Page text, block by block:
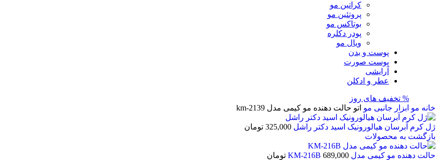
کراتین مو
پروتئین مو
بوتاکس مو
پودر دکلره
ویال مو
پوست و بدن
پوست صورت
آرایشی
عطر و ادکلن
% تخفیف های روز
خانه مو ابزار جانبی مو اتو حالت دهنده مو کیمی مدل km-2139
ژل کرم آبرسان هیالورونیک اسید دکتر راشل 325,000 تومان
بازگشت به محصولات
حالت دهنده مو کیمی مدل KM-216B 689,000
تومان